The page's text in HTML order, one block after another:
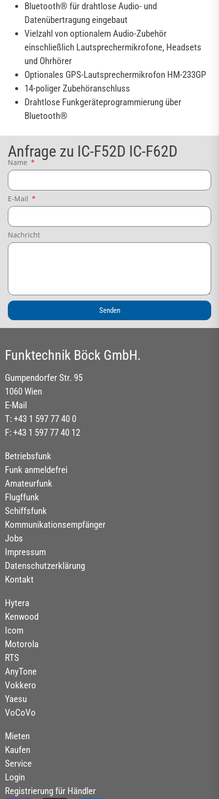
Bluetooth® für drahtlose Audio- und
Datenübertragung eingebaut
Vielzahl von optionalem Audio-Zubehör
einschließlich Lautsprechermikrofone, Headsets
und Ohrhörer
Optionales GPS-Lautsprechermikrofon HM-233GP
14-poliger Zubehöranschluss
Drahtlose Funkgeräteprogrammierung über
Bluetooth®
Anfrage zu IC-F52D IC-F62D
Name
E-Mail
Nachricht
Senden
Funktechnik Böck GmbH.
Gumpendorfer Str. 95
1060 Wien
E-Mail
T: +43 1 597 77 40 0
F: +43 1 597 77 40 12
Betriebsfunk
Funk anmeldefrei
Amateurfunk
Flugffunk
Schiffsfunk
Kommunikationsempfänger
Jobs
Impressum
Datenschutzerklärung
Kontakt
Hytera
Kenwood
Icom
Motorola
RTS
AnyTone
Vokkero
Yaesu
VoCoVo
Mieten
Kaufen
Service
Login
Registrierung für Händler